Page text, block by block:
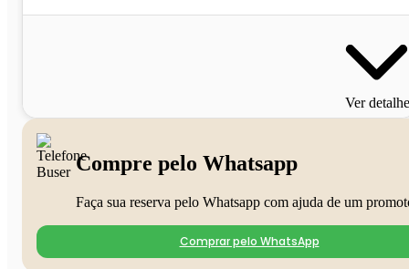
Ver
Compre pelo Whatsapp
Faça sua reserva pelo Whatsapp com ajuda de um
Comprar pelo WhatsApp